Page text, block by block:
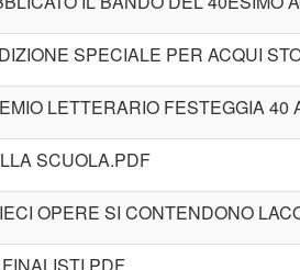
SPECIALE PER ACQUI
LETTERARIO FESTEGGIA 40
SCUOLA.PDF
OPERE SI CONTENDONO